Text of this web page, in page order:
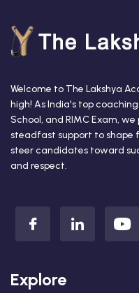
Welcome to The Lakshya
high! As India's top
School, and RIMC Exam,
steadfast support to shape
steer candidates toward
and respect.
Explore